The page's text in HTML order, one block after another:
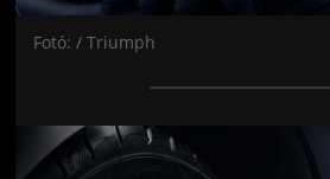
Fotó: / Triumph
Jön még kép!